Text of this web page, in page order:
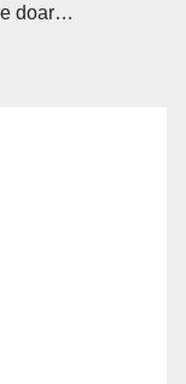
doar…